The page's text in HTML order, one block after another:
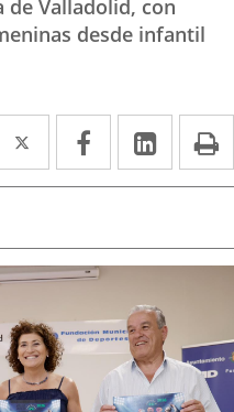
Valladolid, con
desde infantil
Twitter
Enlace
a
aplicación
externa.
Facebook
Enlace
a
aplicación
externa.
Enlace
a